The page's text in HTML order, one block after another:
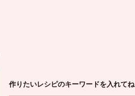
作りたいレシピのキーワードを入れてね